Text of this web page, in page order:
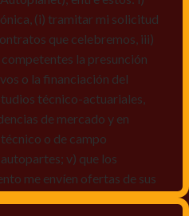
(i) tramitar mi solicitud
que celebremos, iii)
la presunción
o la financiación del
técnico-actuariales,
de mercado y en
o de campo
v) que los
me envíen ofertas de sus